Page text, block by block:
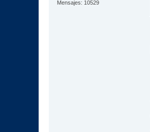
Mensajes: 10529